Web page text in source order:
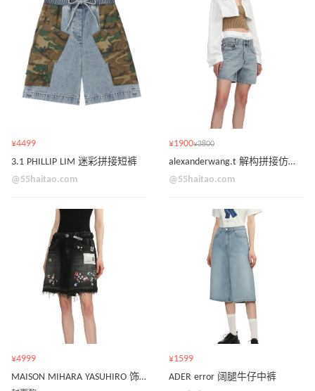
¥4499
3.1 PHILLIP LIM 迷彩拼接短裤
@55haitao.com
¥1900¥3800
alexanderwang.t 解构拼接仿两件式牛仔短裤
@55haitao.com
¥4999
MAISON MIHARA YASUHIRO 饰磨边贴纸印花牛仔短裤
¥1599
ADER error 阔腿牛仔中裤